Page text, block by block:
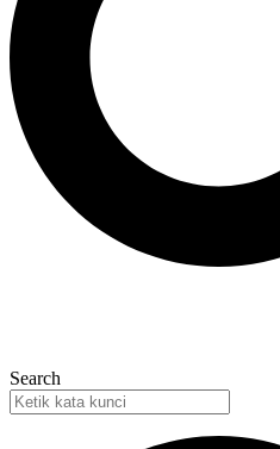
Search